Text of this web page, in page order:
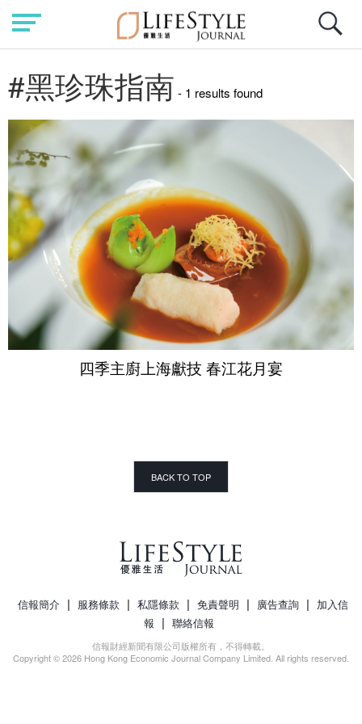
#黑珍珠指南 - 1 results found
四季主廚上海獻技 春江花月宴
BACK TO TOP
信報簡介 | 服務條款 | 私隱條款 | 免責聲明 | 廣告查詢 | 加入信
報 | 聯絡信報
信報財經新聞有限公司版權所有，不得轉載。
Copyright © 2026 Hong Kong Economic Journal Company Limited. All rights reserved.